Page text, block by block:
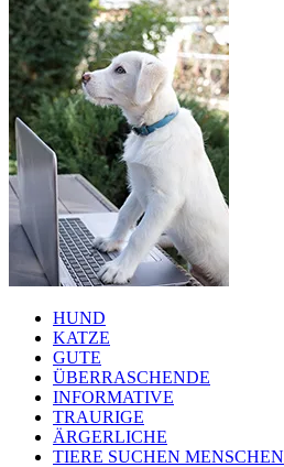
HUND
KATZE
GUTE
ÜBERRASCHENDE
INFORMATIVE
TRAURIGE
ÄRGERLICHE
TIERE SUCHEN MENSCHEN